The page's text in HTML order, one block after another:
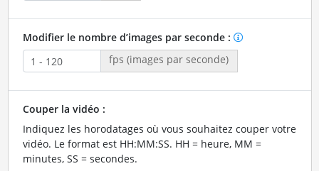
Modifier le nombre d’images par seconde :
fps (images par seconde)
Couper la vidéo :
Indiquez les horodatages où vous souhaitez couper votre
vidéo. Le format est HH:MM:SS. HH = heure, MM =
minutes, SS = secondes.